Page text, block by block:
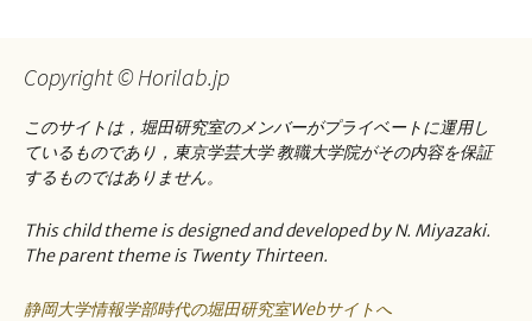
ー
ョ
ン
Copyright © Horilab.jp
このサイトは，堀田研究室のメンバーがプライベートに運用し
ているものであり，東京学芸大学 教職大学院がその内容を保証
するものではありません。
This child theme is designed and developed by N. Miyazaki.
The parent theme is Twenty Thirteen.
静岡大学情報学部時代の堀田研究室Webサイトへ